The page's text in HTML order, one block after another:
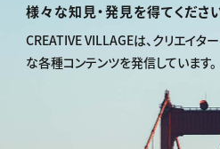
様々な知見・発見を得てくださ
CREATIVE VILLAGEは、クリエイタ
な各種コンテンツを発信しています。